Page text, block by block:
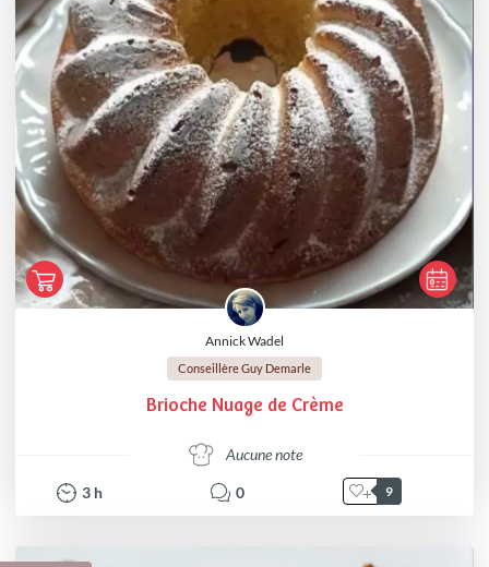
Annick Wadel
Conseillère Guy Demarle
Brioche Nuage de Crème
Aucune note
3 h 0 9